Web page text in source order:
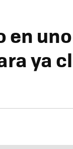
en
ya